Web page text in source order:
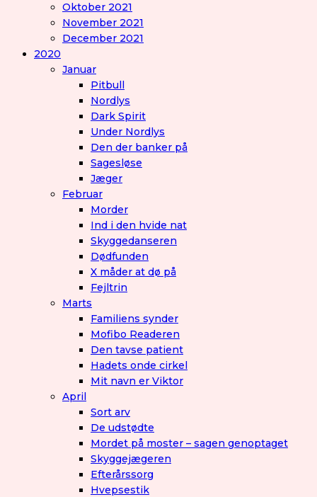
Oktober 2021
November 2021
December 2021
2020
Januar
Pitbull
Nordlys
Dark Spirit
Under Nordlys
Den der banker på
Sagesløse
Jæger
Februar
Morder
Ind i den hvide nat
Skyggedanseren
Dødfunden
X måder at dø på
Fejltrin
Marts
Familiens synder
Mofibo Readeren
Den tavse patient
Hadets onde cirkel
Mit navn er Viktor
April
Sort arv
De udstødte
Mordet på moster – sagen genoptaget
Skyggejægeren
Efterårssorg
Hvepsestik